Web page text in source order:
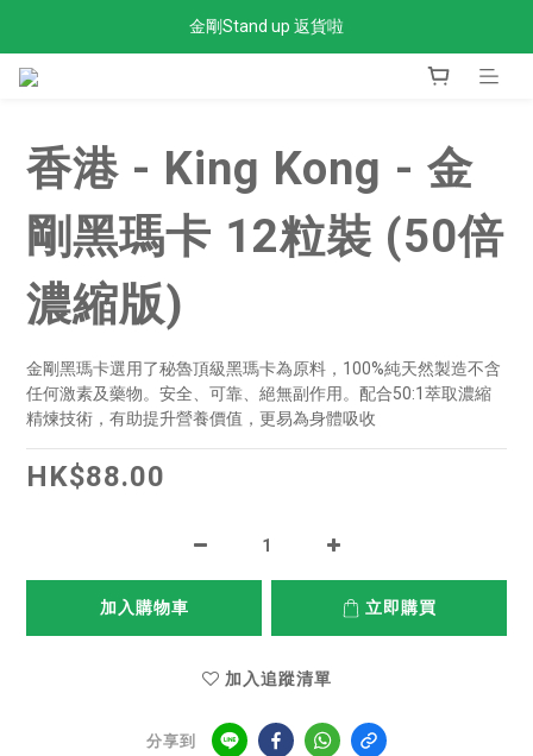
全單滿$300免運費
金剛Stand up 返貨啦
香港 - King Kong - 金
剛黑瑪卡 12粒裝 (50倍
濃縮版)
金剛黑瑪卡選用了秘魯頂級黑瑪卡為原料，100%純天然製造不含
任何激素及藥物。安全、可靠、絕無副作用。配合50:1萃取濃縮
精煉技術，有助提升營養價值，更易為身體吸收
HK$88.00
加入購物車 立即購買
加入追蹤清單
分享到